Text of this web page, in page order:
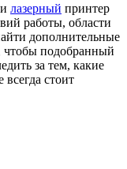
лазерный принтер
работы, области
дополнительные
чтобы подобранный
за тем, какие
стоит